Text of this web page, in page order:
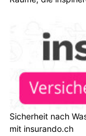
Sicherheit nach
mit insurando.ch